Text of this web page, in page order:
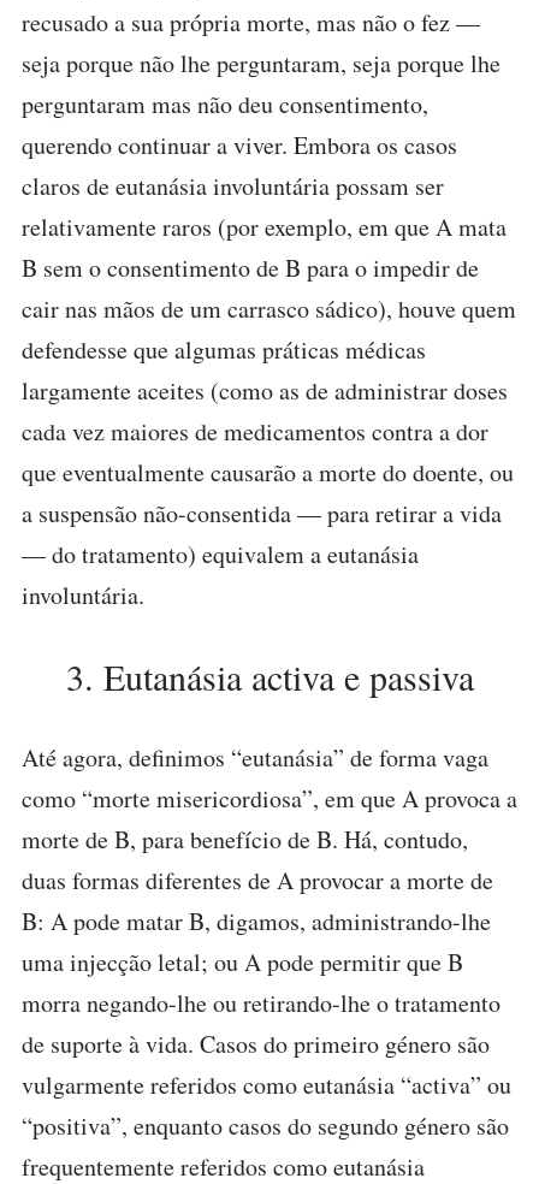
recusado a sua própria morte, mas não o fez —
seja porque não lhe perguntaram, seja porque lhe
perguntaram mas não deu consentimento,
querendo continuar a viver. Embora os casos
claros de eutanásia involuntária possam ser
relativamente raros (por exemplo, em que A mata
B sem o consentimento de B para o impedir de
cair nas mãos de um carrasco sádico), houve quem
defendesse que algumas práticas médicas
largamente aceites (como as de administrar doses
cada vez maiores de medicamentos contra a dor
que eventualmente causarão a morte do doente, ou
a suspensão não-consentida — para retirar a vida
— do tratamento) equivalem a eutanásia
involuntária.
3. Eutanásia activa e passiva
Até agora, definimos “eutanásia” de forma vaga
como “morte misericordiosa”, em que A provoca a
morte de B, para benefício de B. Há, contudo,
duas formas diferentes de A provocar a morte de
B: A pode matar B, digamos, administrando-lhe
uma injecção letal; ou A pode permitir que B
morra negando-lhe ou retirando-lhe o tratamento
de suporte à vida. Casos do primeiro género são
vulgarmente referidos como eutanásia “activa” ou
“positiva”, enquanto casos do segundo género são
frequentemente referidos como eutanásia